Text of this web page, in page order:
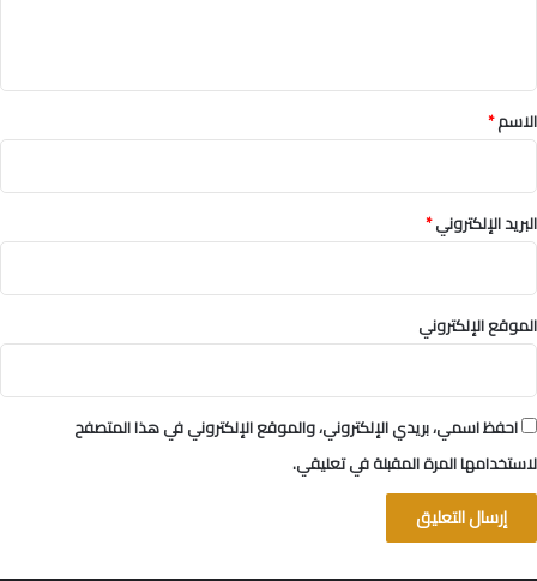
*
الاسم*
البريد الإلكتروني*
الموقع الإلكتروني
احفظ اسمي، بريدي الإلكتروني، والموقع الإلكتروني في هذا المتصفح
لاستخدامها المرة المقبلة في تعليقي.